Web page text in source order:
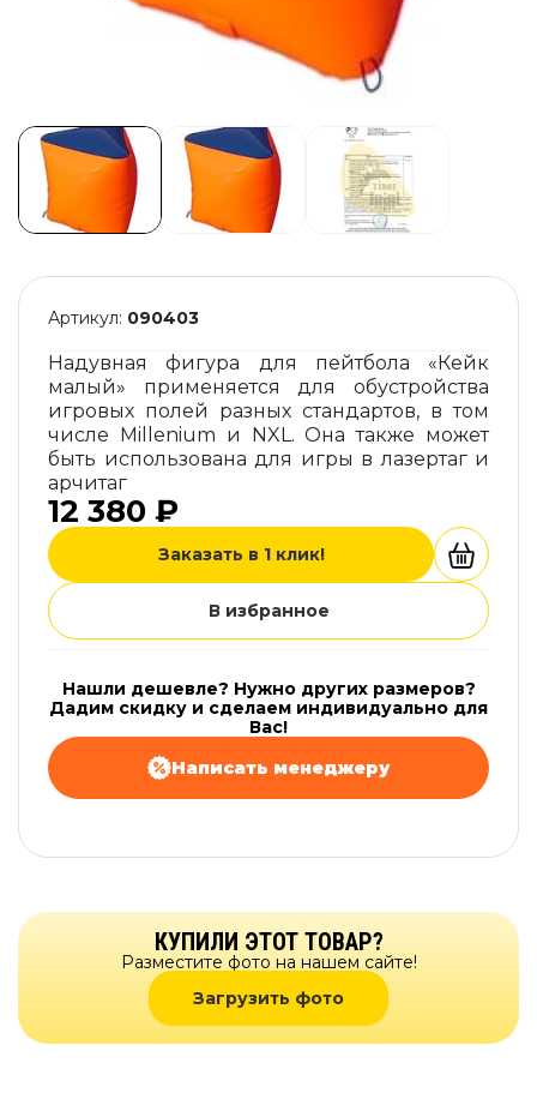
Артикул: 090403
Надувная фигура для пейтбола «Кейк
малый» применяется для обустройства
игровых полей разных стандартов, в том
числе Millenium и NXL. Она также может
быть использована для игры в лазертаг и
арчитаг
12 380 ₽
Заказать в 1 клик!
В избранное
Нашли дешевле? Нужно других размеров?
Дадим скидку и сделаем индивидуально для
Вас!
Написать менеджеру
КУПИЛИ ЭТОТ ТОВАР?
Разместите фото на нашем сайте!
Загрузить фото